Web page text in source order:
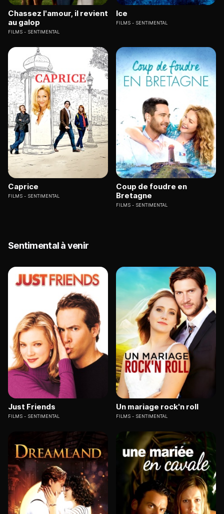
Chassez l'amour, il revient
au galop
FILMS SENTIMENTAL
Ice
FILMS SENTIMENTAL
Caprice
FILMS SENTIMENTAL
Coup de foudre en
Bretagne
FILMS SENTIMENTAL
Sentimental à venir
Just Friends
FILMS SENTIMENTAL
Un mariage rock'n roll
FILMS SENTIMENTAL